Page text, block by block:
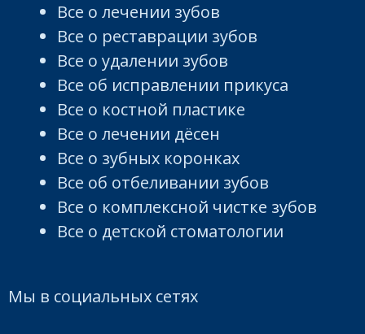
Все о лечении зубов
Все о реставрации зубов
Все о удалении зубов
Все об исправлении прикуса
Все о костной пластике
Все о лечении дёсен
Все о зубных коронках
Все об отбеливании зубов
Все о комплексной чистке зубов
Все о детской стоматологии
Мы в социальных сетях